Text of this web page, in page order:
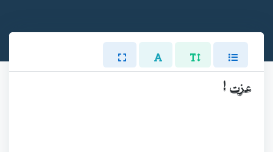
عزت !